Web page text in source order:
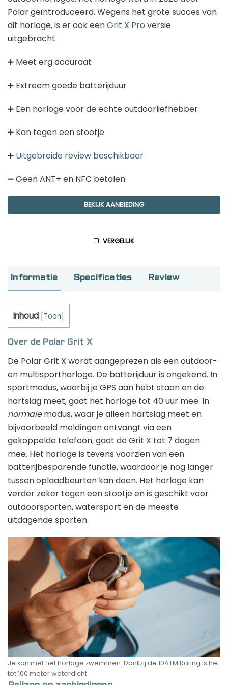
Polar geïntroduceerd. Wegens het grote succes van
dit horloge, is er ook eenGrit X Pro versie
uitgebracht.
➕ Meet erg accuraat
➕ Extreem goede batterijduur
➕ Een horloge voor de echte outdoorliefhebber
➕ Kan tegen een stootje
➕ Uitgebreide review beschikbaar
➖ Geen ANT+ en NFC betalen
BEKIJK AANBIEDING
VERGELIJK
Informatie Specificaties Review
Inhoud Toon
Over de Polar Grit X
De Polar Grit X wordt aangeprezen als een outdoor-
en multisporthorloge. De batterijduur is ongekend. In
sportmodus, waarbij je GPS aan hebt staan en de
hartslag meet, gaat het horloge tot 40 uur mee. In
normalemodus, waar je alleen hartslag meet en
bijvoorbeeld meldingen ontvangt via een
gekoppelde telefoon, gaat de Grit X tot 7 dagen
mee. Het horloge is tevens voorzien van een
batterijbesparende functie, waardoor je nog langer
tussen oplaadbeurten kan doen. Het horloge kan
verder zeker tegen een stootje en is geschikt voor
outdoorsporten, watersport en de meeste
uitdagende sporten.
Je kan met het horloge zwemmen. Dankzij de 10ATM Rating is het
tot 100 meter waterdicht.
Garmin sporthorloge
Goedkope activity trackers
Golfhorloges
Smartwatches
Kinderhorloges
Stappentellers
Hardloophorloges
van 2026
Hardloop app laten maken voor jouw vereniging
een smartwatch!
Smartwatch casino’s en gok apps: alles
wat je moet weten